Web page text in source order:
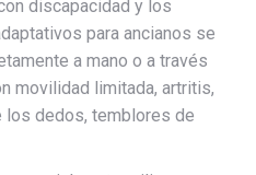
discapacidad y los
para ancianos se
a mano o a través
movilidad limitada, artritis,
los dedos, temblores de